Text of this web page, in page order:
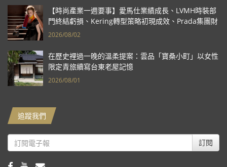
【時尚產業一週要事】愛馬仕業績成長、LVMH時裝部
門終結虧損、Kering轉型策略初現成效、Prada集團財
報亮眼
2026/08/02
在歷史裡過一晚的溫柔提案：雲品「寶桑小町」以女性
限定青旅續寫台東老屋記憶
2026/08/01
追蹤我們
訂閱